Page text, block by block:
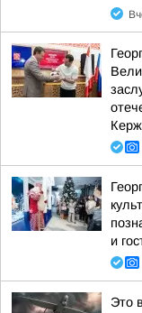
и
Это